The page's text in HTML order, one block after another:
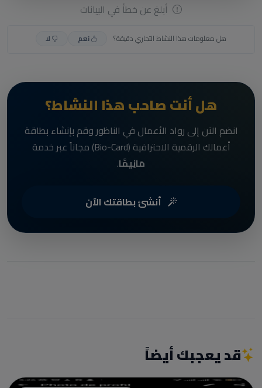
أبلغ عن خطأ في البيانات
هل معلومات هذا النشاط التجاري دقيقة؟ نعم لا
هل أنت صاحب هذا النشاط؟
انضم الآن إلى رواد الأعمال في الناظور وقم بإنشاء بطاقة
أعمالك الرقمية الاحترافية (Bio-Card) مجاناً عبر خدمة
مَانِيمَّا.
أنشئ بطاقتك الآن
قد يعجبك أيضاً